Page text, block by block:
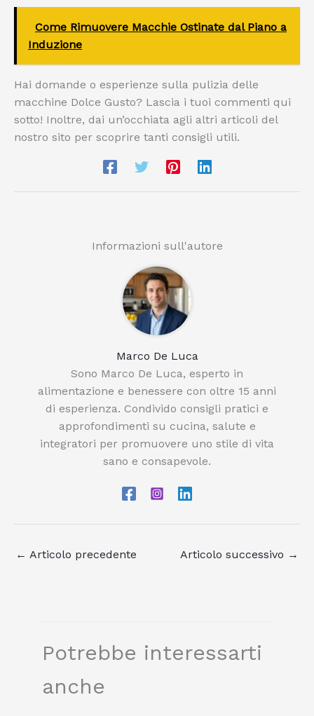
Come Rimuovere Macchie Ostinate dal Piano a
Induzione
Hai domande o esperienze sulla pulizia delle
macchine Dolce Gusto? Lascia i tuoi commenti qui
sotto! Inoltre, dai un’occhiata agli altri articoli del
nostro sito per scoprire tanti consigli utili.
Informazioni sull'autore
Marco De Luca
Sono Marco De Luca, esperto in
alimentazione e benessere con oltre 15 anni
di esperienza. Condivido consigli pratici e
approfondimenti su cucina, salute e
integratori per promuovere uno stile di vita
sano e consapevole.
← Articolo precedente Articolo successivo →
Potrebbe interessarti
anche